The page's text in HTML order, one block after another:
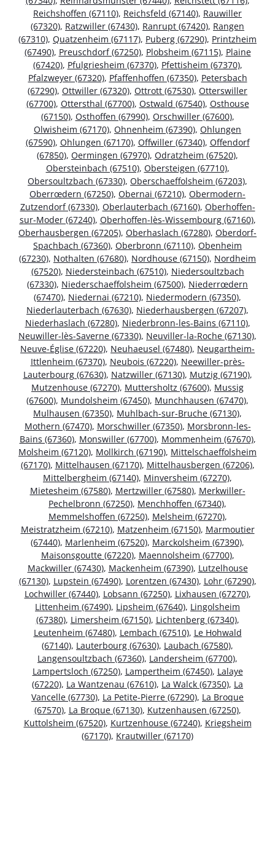
Reichshoffen (67110), Reichsfeld (67140), Rauwiller
(67320), Ratzwiller (67430), Ranrupt (67420), Rangen
(67310), Quatzenheim (67117), Puberg (67290), Printzheim
(67490), Preuschdorf (67250), Plobsheim (67115), Plaine
(67420), Pfulgriesheim (67370), Pfettisheim (67370),
Pfalzweyer (67320), Pfaffenhoffen (67350), Petersbach
(67290), Ottwiller (67320), Ottrott (67530), Otterswiller
(67700), Ottersthal (67700), Ostwald (67540), Osthouse
(67150), Osthoffen (67990), Orschwiller (67600),
Olwisheim (67170), Ohnenheim (67390), Ohlungen
(67590), Ohlungen (67170), Offwiller (67340), Offendorf
(67850), Oermingen (67970), Odratzheim (67520),
Obersteinbach (67510), Obersteigen (67710),
Obersoultzbach (67330), Oberschaeffolsheim (67203),
Oberrœdern (67250), Obernai (67210), Obermodern-
Zutzendorf (67330), Oberlauterbach (67160), Oberhoffen-
sur-Moder (67240), Oberhoffen-lès-Wissembourg (67160),
Oberhausbergen (67205), Oberhaslach (67280), Oberdorf-
Spachbach (67360), Oberbronn (67110), Obenheim
(67230), Nothalten (67680), Nordhouse (67150), Nordheim
(67520), Niedersteinbach (67510), Niedersoultzbach
(67330), Niederschaeffolsheim (67500), Niederrœdern
(67470), Niedernai (67210), Niedermodern (67350),
Niederlauterbach (67630), Niederhausbergen (67207),
Niederhaslach (67280), Niederbronn-les-Bains (67110),
Neuwiller-lès-Saverne (67330), Neuviller-la-Roche (67130),
Neuve-Église (67220), Neuhaeusel (67480), Neugartheim-
Ittlenheim (67370), Neubois (67220), Neewiller-près-
Lauterbourg (67630), Natzwiller (67130), Mutzig (67190),
Mutzenhouse (67270), Muttersholtz (67600), Mussig
(67600), Mundolsheim (67450), Munchhausen (67470),
Mulhausen (67350), Muhlbach-sur-Bruche (67130),
Mothern (67470), Morschwiller (67350), Morsbronn-les-
Bains (67360), Monswiller (67700), Mommenheim (67670),
Molsheim (67120), Mollkirch (67190), Mittelschaeffolsheim
(67170), Mittelhausen (67170), Mittelhausbergen (67206),
Mittelbergheim (67140), Minversheim (67270),
Mietesheim (67580), Mertzwiller (67580), Merkwiller-
Pechelbronn (67250), Menchhoffen (67340),
Memmelshoffen (67250), Melsheim (67270),
Meistratzheim (67210), Matzenheim (67150), Marmoutier
(67440), Marlenheim (67520), Marckolsheim (67390),
Maisonsgoutte (67220), Maennolsheim (67700),
Mackwiller (67430), Mackenheim (67390), Lutzelhouse
(67130), Lupstein (67490), Lorentzen (67430), Lohr (67290),
Lochwiller (67440), Lobsann (67250), Lixhausen (67270),
Littenheim (67490), Lipsheim (67640), Lingolsheim
(67380), Limersheim (67150), Lichtenberg (67340),
Leutenheim (67480), Lembach (67510), Le Hohwald
(67140), Lauterbourg (67630), Laubach (67580),
Langensoultzbach (67360), Landersheim (67700),
Lampertsloch (67250), Lampertheim (67450), Lalaye
(67220), La Wantzenau (67610), La Walck (67350), La
Vancelle (67730), La Petite-Pierre (67290), La Broque
(67570), La Broque (67130), Kutzenhausen (67250),
Kuttolsheim (67520), Kurtzenhouse (67240), Kriegsheim
(67170), Krautwiller (67170)